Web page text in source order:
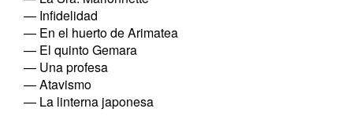
— Infidelidad
— En el huerto de Arimatea
— El quinto Gemara
— Una profesa
— Atavismo
— La linterna japonesa